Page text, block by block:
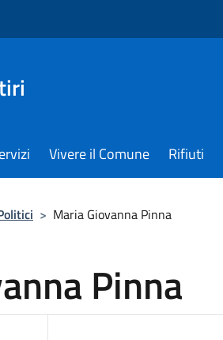
Vivere il Comune Rifiuti
> Maria Giovanna Pinna
Pinna